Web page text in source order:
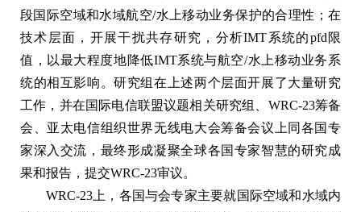
段国际空域和水域航空/水上移动业务保护的合理性；在
技术层面，开展干扰共存研究，分析IMT系统的pfd限
值，以最大程度地降低IMT系统与航空/水上移动业务系
统的相互影响。研究组在上述两个层面开展了大量研究
工作，并在国际电信联盟议题相关研究组、WRC-23筹备
会、亚太电信组织世界无线电大会筹备会议上同各国专
家深入交流，最终形成凝聚全球各国专家智慧的研究成
果和报告，提交WRC-23审议。
WRC-23上，各国与会专家主要就国际空域和水域内